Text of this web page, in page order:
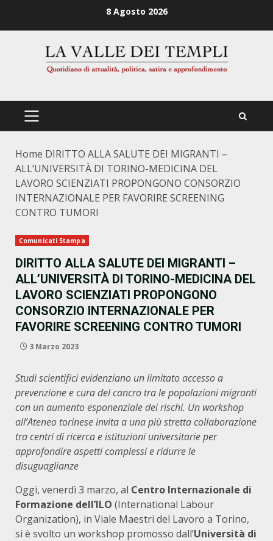
8 Agosto 2026
PRIMÄRES
Home DIRITTO ALLA SALUTE DEI MIGRANTI –
ALL’UNIVERSITÀ DI TORINO-MEDICINA DEL
LAVORO SCIENZIATI PROPONGONO CONSORZIO
INTERNAZIONALE PER FAVORIRE SCREENING
CONTRO TUMORI
Comunicati Stampa
DIRITTO ALLA SALUTE DEI MIGRANTI –
ALL’UNIVERSITÀ DI TORINO-MEDICINA DEL
LAVORO SCIENZIATI PROPONGONO
CONSORZIO INTERNAZIONALE PER
FAVORIRE SCREENING CONTRO TUMORI
3 Marzo 2023
Studi scientifici evidenziano un limitato accesso a
prevenzione e cura del cancro tra le popolazioni migranti
con un aumento esponenziale dei rischi. Un workshop
all’Ateneo torinese invita a una più stretta collaborazione
tra centri di ricerca e istituzioni universitarie per
approfondire aspetti complessi e ridurre le
disuguaglianze
Oggi, venerdì 3 marzo, al Centro Internazionale di
Formazione dell’ILO (International Labour
Organization), in Viale Maestri del Lavoro a Torino,
si è svolto un workshop promosso dall’Università di